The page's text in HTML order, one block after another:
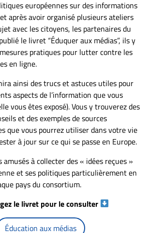
européennes sur des informations
après avoir organisé plusieurs ateliers
avec les citoyens, les partenaires du
le livret “Éduquer aux médias”, ils y
pratiques pour lutter contre les
en ligne.
ainsi des trucs et astuces utiles pour
aspects de l’information que vous
vous êtes exposé). Vous y trouverez des
et des exemples de sources
que vous pourrez utiliser dans votre vie
à jour sur ce qui se passe en Europe.
amusés à collecter des « idées reçues »
et ses politiques particulièrement en
pays du consortium.
le livret pour le consulter
Éducation aux médias